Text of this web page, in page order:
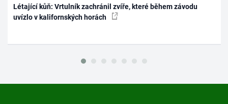
Létající kůň: Vrtulník zachránil zvíře, které během závodu
uvízlo v kalifornských horách